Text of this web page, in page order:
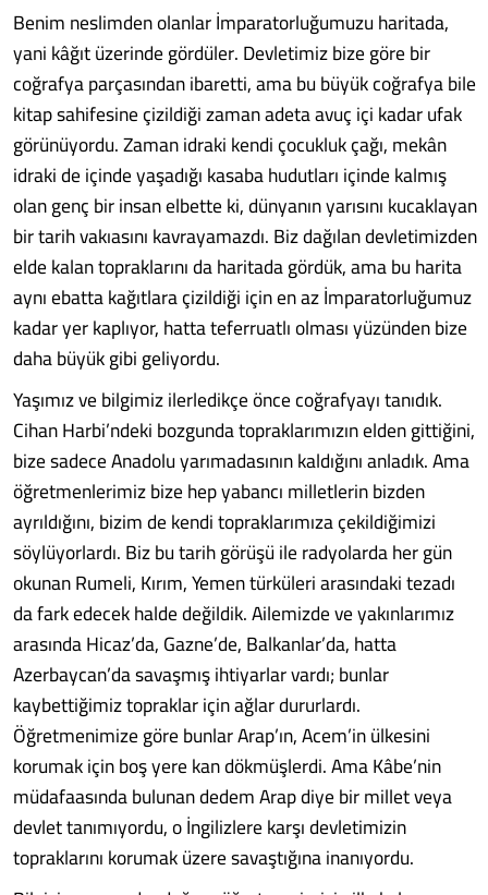
Benim neslimden olanlar İmparatorluğumuzu haritada,
yani kâğıt üzerinde gördüler. Devletimiz bize göre bir
coğrafya parçasından ibaretti, ama bu büyük coğrafya bile
kitap sahifesine çizildiği zaman adeta avuç içi kadar ufak
görünüyordu. Zaman idraki kendi çocukluk çağı, mekân
idraki de içinde yaşadığı kasaba hudutları içinde kalmış
olan genç bir insan elbette ki, dünyanın yarısını kucaklayan
bir tarih vakıasını kavrayamazdı. Biz dağılan devletimizden
elde kalan topraklarını da haritada gördük, ama bu harita
aynı ebatta kağıtlara çizildiği için en az İmparatorluğumuz
kadar yer kaplıyor, hatta teferruatlı olması yüzünden bize
daha büyük gibi geliyordu.
Yaşımız ve bilgimiz ilerledikçe önce coğrafyayı tanıdık.
Cihan Harbi’ndeki bozgunda topraklarımızın elden gittiğini,
bize sadece Anadolu yarımadasının kaldığını anladık. Ama
öğretmenlerimiz bize hep yabancı milletlerin bizden
ayrıldığını, bizim de kendi topraklarımıza çekildiğimizi
söylüyorlardı. Biz bu tarih görüşü ile radyolarda her gün
okunan Rumeli, Kırım, Yemen türküleri arasındaki tezadı
da fark edecek halde değildik. Ailemizde ve yakınlarımız
arasında Hicaz’da, Gazne’de, Balkanlar’da, hatta
Azerbaycan’da savaşmış ihtiyarlar vardı; bunlar
kaybettiğimiz topraklar için ağlar dururlardı.
Öğretmenimize göre bunlar Arap’ın, Acem’in ülkesini
korumak için boş yere kan dökmüşlerdi. Ama Kâbe’nin
müdafaasında bulunan dedem Arap diye bir millet veya
devlet tanımıyordu, o İngilizlere karşı devletimizin
topraklarını korumak üzere savaştığına inanıyordu.